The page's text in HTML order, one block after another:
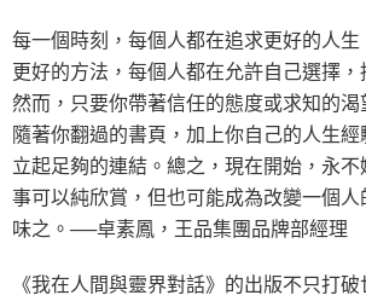
每一個時刻，每個人都在追求更好的人
更好的方法，每個人都在允許自己選擇，
然而，只要你帶著信任的態度或求知的渴
隨著你翻過的書頁，加上你自己的人生
立起足夠的連結。總之，現在開始，永
事可以純欣賞，但也可能成為改變一個
味之。──卓素鳳，王品集團品牌部經理
《我在人間與靈界對話》的出版不只打破